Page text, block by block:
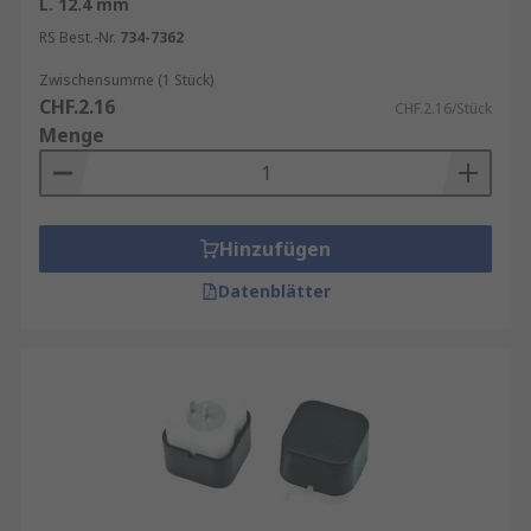
Sicherheitssteuerungen, Reset‑Tasten oder
Gerätemenü‑Navigation. Dank ihrer hohen
Langlebigkeit, definierten Betätigungskräfte und
zuverlässigen Kontaktoberflächen eignen sie sich
sowohl für häufig betätigte Systeme als auch für
hochwertige Designs mit anspruchsvollen
Haptikanforderungen. Ergänzendes Zubehör wie
, Abdichtungen oder
Montagerahmenerweitert den
Funktionsumfang zusätzlich und passt die
Tastschalter kaufen
RS bietet ein umfangreiches Sortiment an
Tastschaltern, einschließlich Taster,
RS Best.-Nr. 734-7362
Zwischensumme (1 Stück)
CHF.2.16 CHF.2.16/Stück
Menge
Hinzufügen
Datenblätter